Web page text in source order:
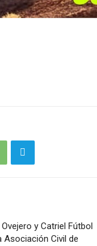
y Catriel Fútbol
Asociación Civil de